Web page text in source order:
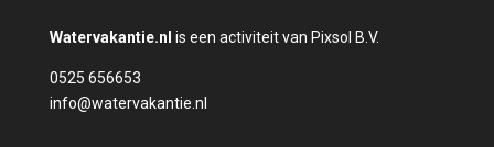
Watervakantie.nl is een activiteit van Pixsol B.V.
0525 656653
info@watervakantie.nl